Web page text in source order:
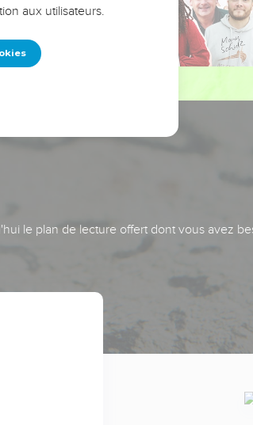
le plan de lecture offert dont vous avez
aux utilisateurs.